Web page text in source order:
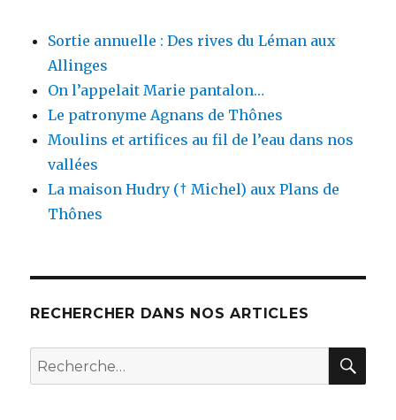
Sortie annuelle : Des rives du Léman aux
Allinges
On l’appelait Marie pantalon…
Le patronyme Agnans de Thônes
Moulins et artifices au fil de l’eau dans nos
vallées
La maison Hudry († Michel) aux Plans de
Thônes
RECHERCHER DANS NOS ARTICLES
Recherche
pour :